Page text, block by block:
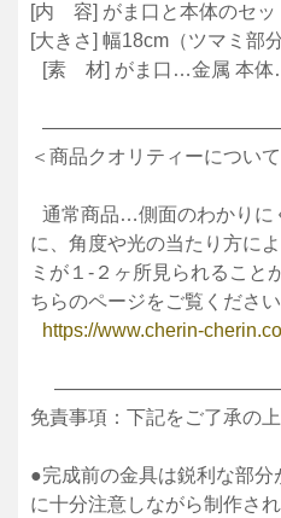
[内 容] がま口と本体のセッ
[大きさ] 幅18cm（ツマミ
[素 材] がま口…金属 本体
＜商品クオリティーについて
通常商品…側面のわかりに
に、角度や光の当たり方に
ミが１-２ヶ所見られること
ちらのページをご覧ください
https://www.cherin-
免責事項：下記をご了承の
●完成前の金具は鋭利な部
に十分注意しながら制作さ